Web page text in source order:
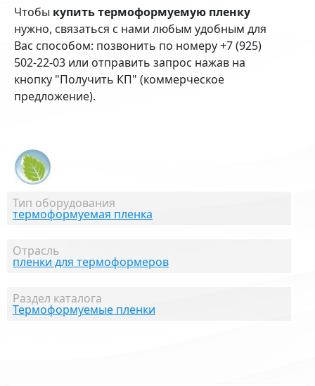
Тип оборудования
термоформуемая пленка
Отрасль
пленки для термоформеров
Раздел каталога
Термоформуемые пленки
Чтобы купить термоформуемую пленку
нужно, связаться с нами любым удобным для
Вас способом: позвонить по номеру +7 (925)
502-22-03 или отправить запрос нажав на
кнопку "Получить КП" (коммерческое
предложение).